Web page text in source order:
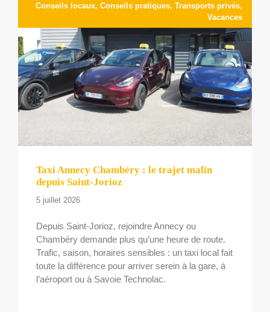
Conseils locaux, Conseils pratiques, Transports privés,
Vacances
Taxi Annecy Chambéry : le trajet malin
depuis Saint-Jorioz
5 juillet 2026
Depuis Saint-Jorioz, rejoindre Annecy ou
Chambéry demande plus qu’une heure de route.
Trafic, saison, horaires sensibles : un taxi local fait
toute la différence pour arriver serein à la gare, à
l’aéroport ou à Savoie Technolac.